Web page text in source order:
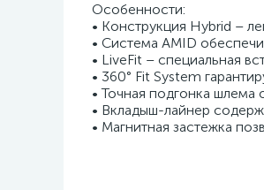
Особенности:
• Конструкция Hybrid –
• Система AMID
• LiveFit – специальная
• 360° Fit System
• Точная подгонка
• Вкладыш-лайнер
• Магнитная застежка